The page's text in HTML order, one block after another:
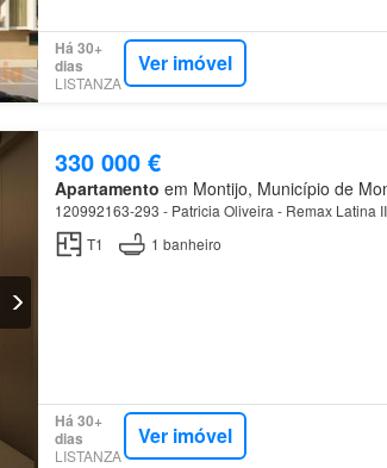
Há 30+
dias
LISTANZA
Ver imóvel
330 000 €
Apartamento em Montijo, Município de
120992163-293 - Patricia Oliveira - Remax Latina II
T1
1 banheiro
Há 30+
dias
LISTANZA
Ver imóvel